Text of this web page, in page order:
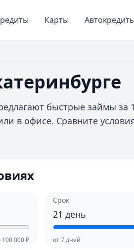
Карты
быстрые займы за
в офисе. Сравните
100 000₽
Срок
21 день
от7дней